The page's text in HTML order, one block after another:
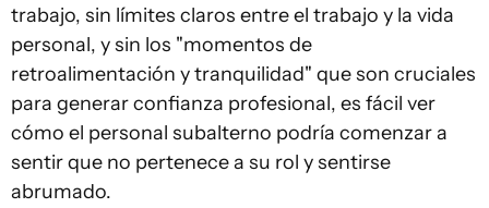
trabajo, sin límites claros entre el trabajo y la vida
personal, y sin los "momentos de
retroalimentación y tranquilidad" que son cruciales
para generar confianza profesional, es fácil ver
cómo el personal subalterno podría comenzar a
sentir que no pertenece a su rol y sentirse
abrumado.